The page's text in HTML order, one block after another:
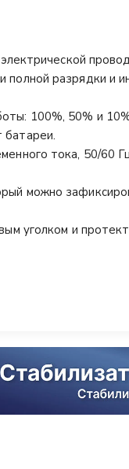
разрядки и
100%, 50% и
батареи.
тока, 50/60
можно
уголком и